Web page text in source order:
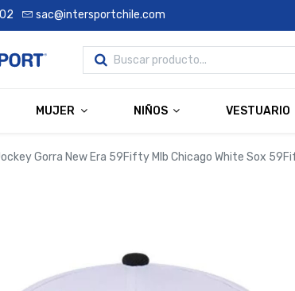
sac@intersportchile.com
MUJER NIÑOS VESTUARIO
Gorra New Era 59Fifty Mlb Chicago White Sox